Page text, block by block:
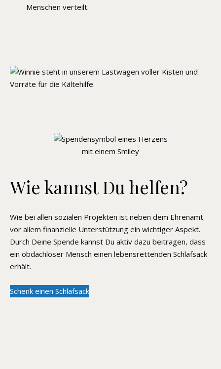
Menschen verteilt.
Wie kannst Du helfen?
Wie bei allen sozialen Projekten ist neben dem Ehrenamt
vor allem finanzielle Unterstützung ein wichtiger Aspekt.
Durch Deine Spende kannst Du aktiv dazu beitragen, dass
ein obdachloser Mensch einen lebensrettenden Schlafsack
erhält.
Schenk einen Schlafsack